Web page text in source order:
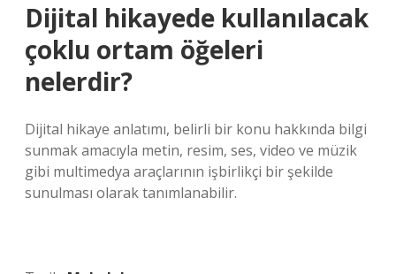
Dijital hikayede kullanılacak
çoklu ortam öğeleri
nelerdir?
Dijital hikaye anlatımı, belirli bir konu hakkında bilgi
sunmak amacıyla metin, resim, ses, video ve müzik
gibi multimedya araçlarının işbirlikçi bir şekilde
sunulması olarak tanımlanabilir.